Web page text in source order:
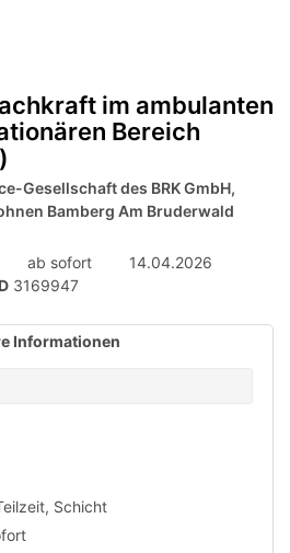
von
mobilem
Endgerät
aus
im ambulanten
Bereich
Gesellschaft des BRK GmbH,
Bamberg Am Bruderwald
ab sofort
14.04.2026
3169947
Informationen
, Schicht